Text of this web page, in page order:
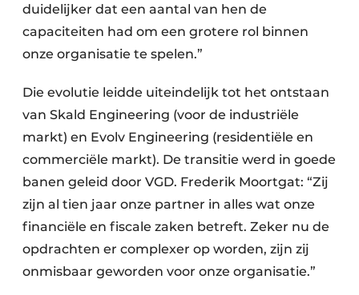
duidelijker dat een aantal van hen de
capaciteiten had om een grotere rol binnen
onze organisatie te spelen.”
Die evolutie leidde uiteindelijk tot het ontstaan
van Skald Engineering (voor de industriële
markt) en Evolv Engineering (residentiële en
commerciële markt). De transitie werd in goede
banen geleid door VGD. Frederik Moortgat: “Zij
zijn al tien jaar onze partner in alles wat onze
financiële en fiscale zaken betreft. Zeker nu de
opdrachten er complexer op worden, zijn zij
onmisbaar geworden voor onze organisatie.”